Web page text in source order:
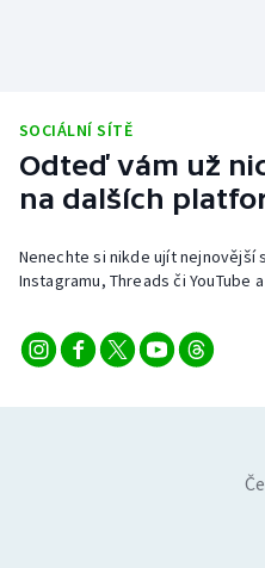
SOCIÁLNÍ SÍTĚ
Odteď vám už
na dalších
Nenechte si nikde ujít nejnovější
Instagramu, Threads či YouTube